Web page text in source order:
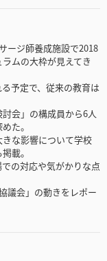
ージ師養成施設で2018
ムの大枠が見えてき
予定で、従来の教育は
会」の構成員から6人
た。
な影響について学校
載。
の対応や気がかりな点
議会」の動きをレポー